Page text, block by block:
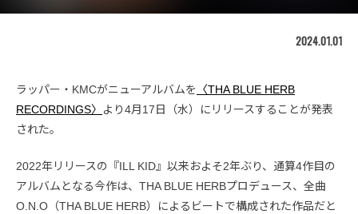
2024.01.01
ラッパー・KMCがニューアルバムを 〈THA BLUE HERB
RECORDINGS〉
より4月17日（水）にリリースすることが発表
された。
2022年リリースの『ILL KID』以来およそ2年ぶり、通算4作目の
アルバムとなる今作は、THA BLUE HERBプロデュース、全曲
O.N.O（THA BLUE HERB）によるビートで構成された作品だと